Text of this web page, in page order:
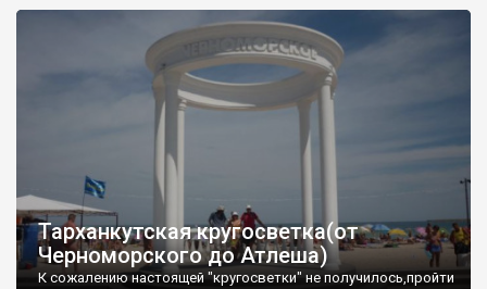
Тарханкутская кругосветка(от
Черноморского до Атлеша)
К сожалению настоящей "кругосветки" не получилось,пройти